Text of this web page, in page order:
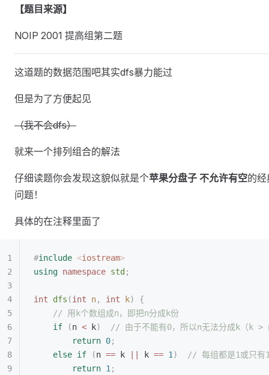
【题目来源】
NOIP 2001 提高组第二题
这道题的数据范围吧其实dfs暴力能过
但是为了方便起见
（我不会dfs）
就来一个排列组合的解法
仔细读题你会发现这貌似就是个苹果分盘子 不允许有空的经
问题！
具体的在注释里面了
#include <iostream>
using namespace std ;
int dfs (int n, int k)
{
    // 用k个数组成n，即把n分成k份
    if
(n < k)
// 由于不能有0，所以n无法分成k（k >
        return
0;
    else
if (n == k k == 1 )
// 每组都是1或只有
        return
1 ;